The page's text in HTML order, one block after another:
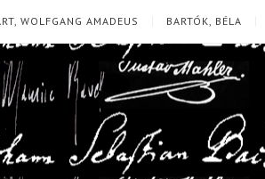
WOLFGANG AMADEUS BARTÓK, BÉLA